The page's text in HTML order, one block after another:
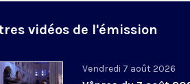
vidéos de l'émission
Vendredi 7 août 2026